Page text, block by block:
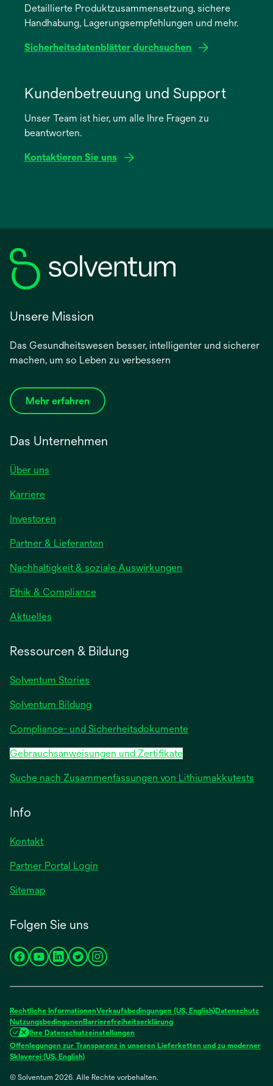
neuen
Registerkarte
Detaillierte Produktzusammensetzung, sichere
Handhabung, Lagerungsempfehlungen und mehr.
Sicherheitsdatenblätter durchsuchen
neuen
Registerkarte
Kundenbetreuung und Support
Unser Team ist hier, um alle Ihre Fragen zu
beantworten.
Kontaktieren Sie uns
Unsere Mission
Das Gesundheitswesen besser, intelligenter und sicherer
machen, um so Leben zu verbessern
Mehr erfahren
Das Unternehmen
Über uns
Karriere
Investoren
einer
neuen
Registerkarte
geöffnet
Partner & Lieferanten
Nachhaltigkeit & soziale Auswirkungen
Ethik & Compliance
Aktuelles
Registerkarte
Ressourcen & Bildung
Solventum Stories
Solventum Bildung
Compliance- und Sicherheitsdokumente
Gebrauchsanweisungen und Zertifikate
Suche nach Zusammenfassungen von Lithiumakkutests
Info
Kontakt
Partner Portal Login
Sitemap
Folgen Sie uns
wird
neuen
Registerkarte
geöffnet
wird
neuen
Registerkarte
geöffnet
wird
neuen
Registerkarte
geöffnet
wird
neuen
Registerkarte
geöffnet
wird
neuen
Registerkarte
geöffnet
Rechtliche InformationenVerkaufsbedingungen (US, English)Datenschutz
NutzungsbedingunenBarrierefreiheitserklärung
Ihre Datenschutzeinstellungen
Offenlegungen zur Transparenz in unseren Lieferketten und zu moderner
Sklaverei (US, English)wird
einer
© Solventum 2026. Alle Rechte vorbehalten.